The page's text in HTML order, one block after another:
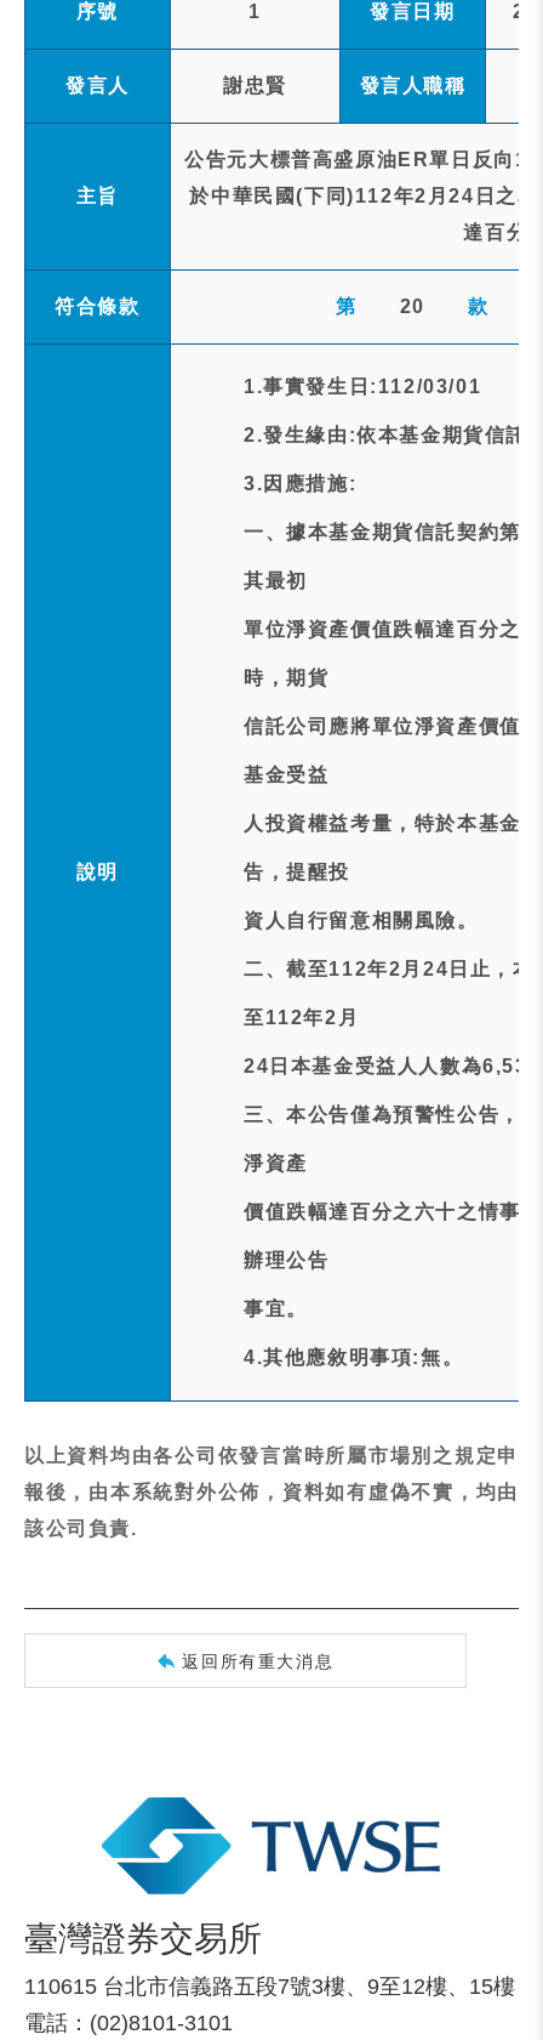
序號 1 發言日期
發言人 謝忠賢 發言人職稱
主旨
公告元大標普高盛原油ER單日反向1
於中華民國(下同)112年2月24日之
達百分
符合條款 第 20 款
說明
1.事實發生日:112/03/01
2.發生緣由:依本基金期貨信託
3.因應措施:
一、據本基金期貨信託契約第
其最初
單位淨資產價值跌幅達百分之
時，期貨
信託公司應將單位淨資產價值
基金受益
人投資權益考量，特於本基金
告，提醒投
資人自行留意相關風險。
二、截至112年2月24日止，本
至112年2月
24日本基金受益人人數為
三、本公告僅為預警性公告，
淨資產
價值跌幅達百分之六十之情事
辦理公告
事宜。
4.其他應敘明事項:無。
以上資料均由各公司依發言當時所屬市場別之規定申
報後，由本系統對外公佈，資料如有虛偽不實，均由
該公司負責.
返回所有重大消息
臺灣證券交易所
110615 台北市信義路五段7號3樓、9至12樓、15樓
電話：(02)8101-3101